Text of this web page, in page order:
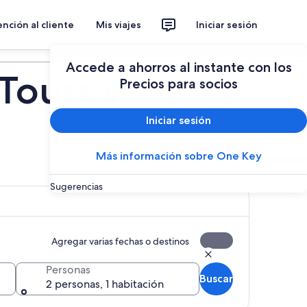
al cliente Mis viajes Iniciar sesión
Accede a ahorros al instante con los
Precios para socios
Iniciar sesión
Más información sobre One Key
Sugerencias
y
Agregar varias fechas o destinos
Personas
2 personas, 1 habitación
Buscar